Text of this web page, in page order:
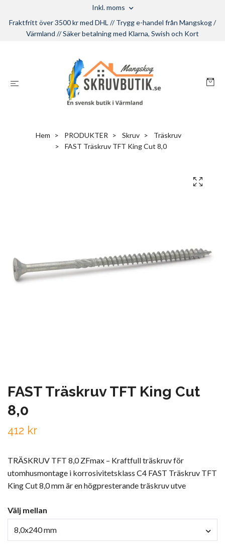
Inkl. moms
Fraktfritt över 3500 kr med DHL // Trygg e-handel från Mangskog /
Värmland // Säker betalning med Klarna, Swish och Kort
Hem PRODUKTER Skruv
Träskruv
FAST Träskruv TFT King Cut 8,0
FAST Träskruv TFT King Cut
8,0
412 kr
TRÄSKRUV TFT 8,0 ZFmax – Kraftfull träskruv för
utomhusmontage i korrosivitetsklass C4 FAST Träskruv TFT
King Cut 8,0 mm är en högpresterande träskruv utve
Välj mellan
8,0x240 mm